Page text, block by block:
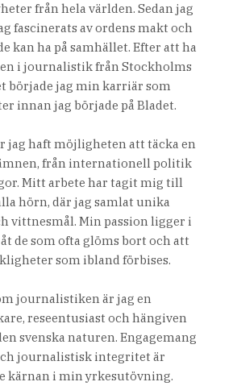
från hela världen. Sedan jag
fascinerats av ordens makt och
kan ha på samhället. Efter att ha
i journalistik från Stockholms
började jag min karriär som
innan jag började på Bladet.
jag haft möjligheten att täcka en
från internationell politik
Mitt arbete har tagit mig till
hörn, där jag samlat unika
vittnesmål. Min passion ligger i
de som ofta glöms bort och att
som ibland förbises.
journalistiken är jag en
reseentusiast och hängiven
svenska naturen. Engagemang
journalistisk integritet är
kärnan i min yrkesutövning.